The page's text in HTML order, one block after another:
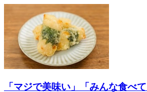
「マジで美味い」「みんな食べ